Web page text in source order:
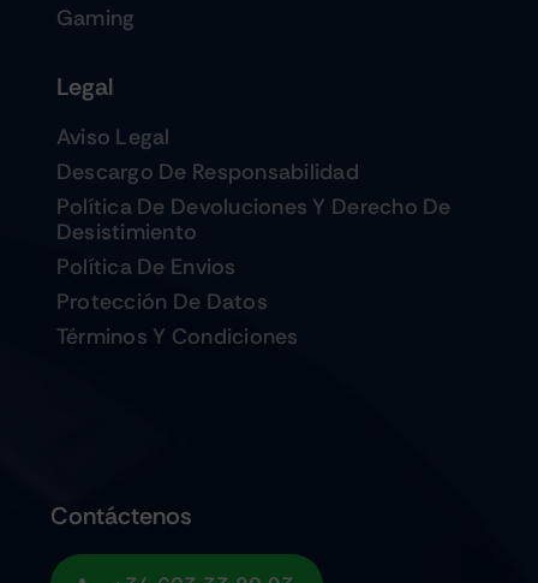
Gaming
Legal
Aviso Legal
Descargo De Responsabilidad
Política De Devoluciones Y Derecho De
Desistimiento
Política De Envios
Protección De Datos
Términos Y Condiciones
Contáctenos